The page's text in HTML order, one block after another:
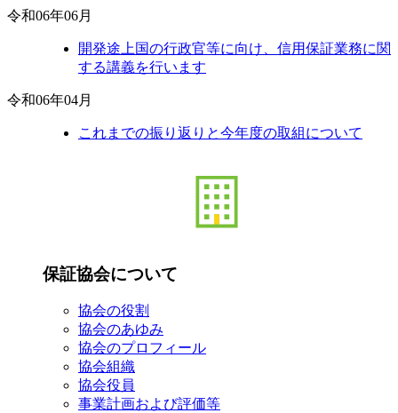
令和06年06月
開発途上国の行政官等に向け、信用保証業務に関
する講義を行います
令和06年04月
これまでの振り返りと今年度の取組について
保証協会について
協会の役割
協会のあゆみ
協会のプロフィール
協会組織
協会役員
事業計画および評価等